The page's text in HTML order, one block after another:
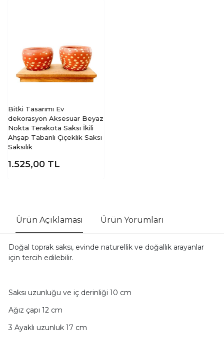
Bitki Tasarımı Ev
dekorasyon Aksesuar Beyaz
Nokta Terakota Saksı İkili
Ahşap Tabanlı Çiçeklik Saksı
Saksılık
1.525,00 TL
Ürün Açıklaması Ürün Yorumları
Doğal toprak saksı, evinde naturellik ve doğallık arayanlar
için tercih edilebilir.
Saksı uzunluğu ve iç derinliği 10 cm
Ağız çapı 12 cm
3 Ayaklı uzunluk 17 cm